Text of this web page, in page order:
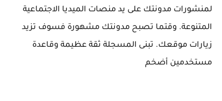
لمنشورات مدونتك على يد منصات الميديا الاجتماعية
المتنوعة. وقتما تصبح مدونتك مشهورة فسوف تزيد
زيارات موقعك. تبنى المسجلة ثقة عظيمة وقاعدة
مستخدمين أضخم